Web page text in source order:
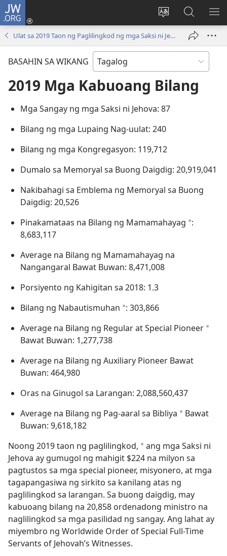
JW.ORG
Baguhin
ang
wika
ng
Mag-
log
In
(may
bubukas
bagong
window)
sa
JW.ORG
Ulat sa 2019 Taon ng Paglilingkod ng mga Saksi ni Jehova sa Buong Daigdig
BASAHIN SA WIKANG
2019 Mga Kabuoang Bilang
Mga Sangay ng mga Saksi ni Jehova: 87
Bilang ng mga Lupaing Nag-uulat: 240
Bilang ng mga Kongregasyon: 119,712
Dumalo sa Memoryal sa Buong Daigdig: 20,919,041
Nakibahagi sa Emblema ng Memoryal sa Buong
Daigdig: 20,526
Pinakamataas na Bilang ng Mamamahayag *:
8,683,117
Average na Bilang ng Mamamahayag na
Nangangaral Bawat Buwan: 8,471,008
Porsiyento ng Kahigitan sa 2018: 1.3
Bilang ng Nabautismuhan *: 303,866
Average na Bilang ng Regular at Special Pioneer *
Bawat Buwan: 1,277,738
Average na Bilang ng Auxiliary Pioneer Bawat
Buwan: 464,980
Oras na Ginugol sa Larangan: 2,088,560,437
Average na Bilang ng Pag-aaral sa Bibliya * Bawat
Buwan: 9,618,182
Noong 2019 taon ng paglilingkod, *ang mga Saksi ni
Jehova ay gumugol ng mahigit $224 na milyon sa
pagtustos sa mga special pioneer, misyonero, at mga
tagapangasiwa ng sirkito sa kanilang atas ng
paglilingkod sa larangan. Sa buong daigdig, may
kabuoang bilang na 20,858 ordenadong ministro na
naglilingkod sa mga pasilidad ng sangay. Ang lahat ay
miyembro ng Worldwide Order of Special Full-Time
Servants of Jehovah’s Witnesses.